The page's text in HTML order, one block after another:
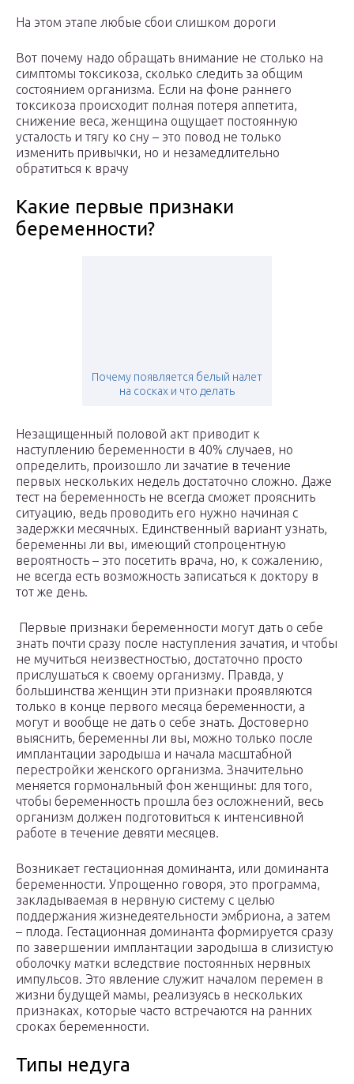
На этом этапе любые сбои слишком дороги
Вот почему надо обращать внимание не столько на
симптомы токсикоза, сколько следить за общим
состоянием организма. Если на фоне раннего
токсикоза происходит полная потеря аппетита,
снижение веса, женщина ощущает постоянную
усталость и тягу ко сну – это повод не только
изменить привычки, но и незамедлительно
обратиться к врачу
Какие первые признаки
беременности?
Почему появляется белый налет
на сосках и что делать
Незащищенный половой акт приводит к
наступлению беременности в 40% случаев, но
определить, произошло ли зачатие в течение
первых нескольких недель достаточно сложно. Даже
тест на беременность не всегда сможет прояснить
ситуацию, ведь проводить его нужно начиная с
задержки месячных. Единственный вариант узнать,
беременны ли вы, имеющий стопроцентную
вероятность – это посетить врача, но, к сожалению,
не всегда есть возможность записаться к доктору в
тот же день.
Первые признаки беременности могут дать о себе
знать почти сразу после наступления зачатия, и чтобы
не мучиться неизвестностью, достаточно просто
прислушаться к своему организму. Правда, у
большинства женщин эти признаки проявляются
только в конце первого месяца беременности, а
могут и вообще не дать о себе знать. Достоверно
выяснить, беременны ли вы, можно только после
имплантации зародыша и начала масштабной
перестройки женского организма. Значительно
меняется гормональный фон женщины: для того,
чтобы беременность прошла без осложнений, весь
организм должен подготовиться к интенсивной
работе в течение девяти месяцев.
Возникает гестационная доминанта, или доминанта
беременности. Упрощенно говоря, это программа,
закладываемая в нервную систему с целью
поддержания жизнедеятельности эмбриона, а затем
– плода. Гестационная доминанта формируется сразу
по завершении имплантации зародыша в слизистую
оболочку матки вследствие постоянных нервных
импульсов. Это явление служит началом перемен в
жизни будущей мамы, реализуясь в нескольких
признаках, которые часто встречаются на ранних
сроках беременности.
Типы недуга